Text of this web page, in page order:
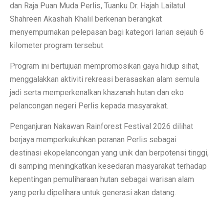
dan Raja Puan Muda Perlis, Tuanku Dr. Hajah Lailatul
Shahreen Akashah Khalil berkenan berangkat
menyempurnakan pelepasan bagi kategori larian sejauh 6
kilometer program tersebut.
Program ini bertujuan mempromosikan gaya hidup sihat,
menggalakkan aktiviti rekreasi berasaskan alam semula
jadi serta memperkenalkan khazanah hutan dan eko
pelancongan negeri Perlis kepada masyarakat.
Penganjuran Nakawan Rainforest Festival 2026 dilihat
berjaya memperkukuhkan peranan Perlis sebagai
destinasi ekopelancongan yang unik dan berpotensi tinggi,
di samping meningkatkan kesedaran masyarakat terhadap
kepentingan pemuliharaan hutan sebagai warisan alam
yang perlu dipelihara untuk generasi akan datang.